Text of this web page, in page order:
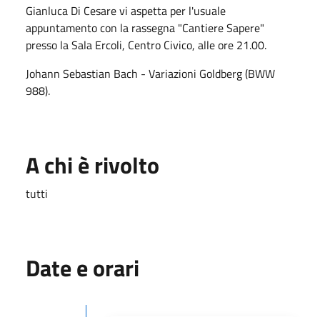
Gianluca Di Cesare vi aspetta per l'usuale
appuntamento con la rassegna "Cantiere Sapere"
presso la Sala Ercoli, Centro Civico, alle ore 21.00.
Johann Sebastian Bach - Variazioni Goldberg (BWW
988).
A chi è rivolto
tutti
Date e orari